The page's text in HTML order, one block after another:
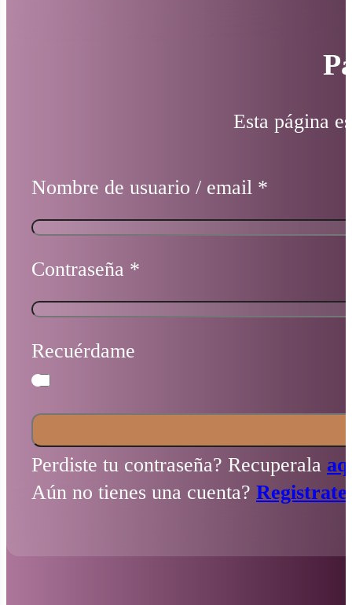
Esta página
Nombre de usuario / email *
Contraseña *
Recuérdame
Perdiste tu contraseña? Recuperala
Aún no tienes una cuenta?